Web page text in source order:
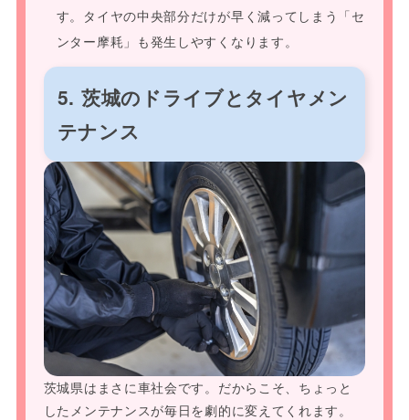
す。タイヤの中央部分だけが早く減ってしまう「セ
ンター摩耗」も発生しやすくなります。
5. 茨城のドライブとタイヤメン
テナンス
茨城県はまさに車社会です。だからこそ、ちょっと
したメンテナンスが毎日を劇的に変えてくれます。